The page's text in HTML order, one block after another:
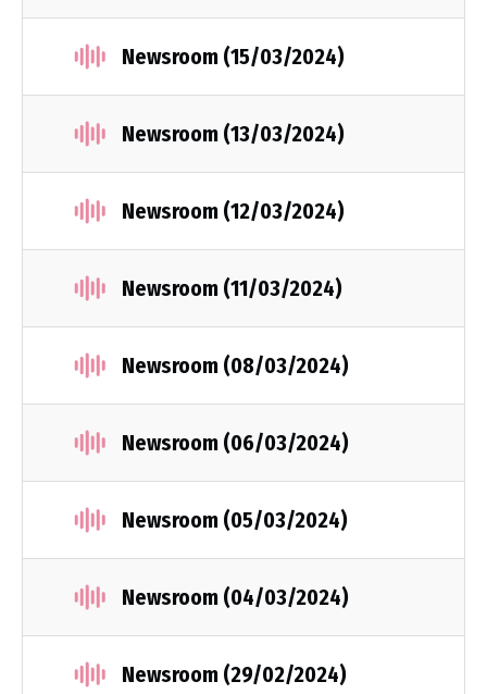
Newsroom (15/03/2024)
Newsroom (13/03/2024)
Newsroom (12/03/2024)
Newsroom (11/03/2024)
Newsroom (08/03/2024)
Newsroom (06/03/2024)
Newsroom (05/03/2024)
Newsroom (04/03/2024)
Newsroom (29/02/2024)